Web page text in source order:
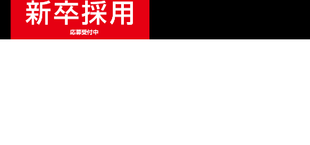
販売価格¥12,018（税込）